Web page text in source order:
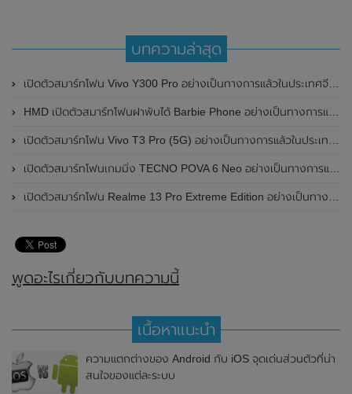
บทความล่าสุด
เปิดตัวสมาร์ทโฟน Vivo Y300 Pro อย่างเป็นทางการแล้วในประเทศจีน มาพร้อมดีไซน์พรีเมี่ยม ทนทาน และแบตเตอรี่สุดอึดขนาดใหญ่ 6,500mAh พร้อมรองรับการชาร์จไว 80W
HMD เปิดตัวสมาร์ทโฟนฝาพับได้ Barbie Phone อย่างเป็นทางการแล้ว มาพร้อมธีมสีชมพูสดใส
เปิดตัวสมาร์ทโฟน Vivo T3 Pro (5G) อย่างเป็นทางการแล้วในประเทศอินเดีย
เปิดตัวสมาร์ทโฟนเกมมิ่ง TECNO POVA 6 Neo อย่างเป็นทางการแล้วในประเทศไทย ในราคา 8,499 บาท
เปิดตัวสมาร์ทโฟน Realme 13 Pro Extreme Edition อย่างเป็นทางการแล้วในประเทศจีน
พูดอะไรเกี่ยวกับบทความนี้
เนื้อหาแนะนำ
ความแตกต่างของ Android กับ iOS จุดเด่นส่วนตัวที่น่า
สนใจของแต่ละระบบ